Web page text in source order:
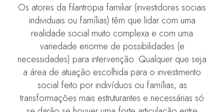
Os atores da filantropia familiar (investidores sociais
individuais ou famílias) têm que lidar com uma
realidade social muito complexa e com uma
variedade enorme de possibilidades (e
necessidades) para intervenção. Qualquer que seja
a área de atuação escolhida para o investimento
social feito por indivíduos ou famílias, as
transformações mais estruturantes e necessárias só